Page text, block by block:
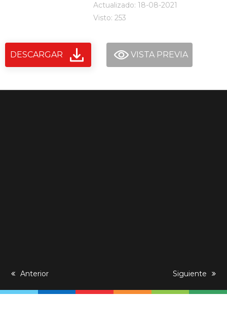
Actualizado: 18-08-2021
Visto: 253
DESCARGAR VISTA PREVIA
previous
Anterior
next
Siguiente